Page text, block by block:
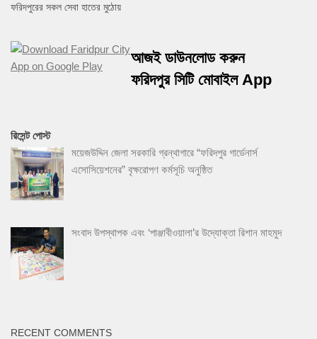
ফরিদপুরের সকল সেবা হাতের মুঠোয়
আজই ডাউনলোড করুন
ফরিদপুর সিটি মোবাইল App
রিসেন্ট পোস্ট
ময়েজউদ্দিন জেলা সরকারি গ্রন্থাগারে “ফরিদপুর গার্ডেনার্স
এসোসিয়েশনের” বৃক্ষরোপণ কর্মসূচি অনুষ্ঠিত
সংবাদ উপস্থাপক এবং ‘পাঞ্জাবীওয়ালা’র উদ্যোক্তা রিশান মাহমুদ
RECENT COMMENTS